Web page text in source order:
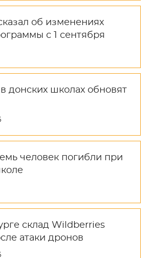
об изменениях
с 1 сентября
донских школах обновят
человек погибли при
склад Wildberries
атаки дронов